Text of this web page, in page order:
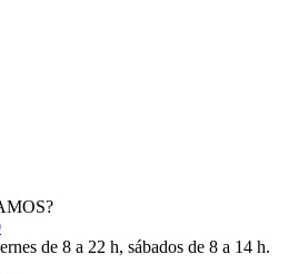
de 8 a 22 h, sábados de 8 a 14 h.